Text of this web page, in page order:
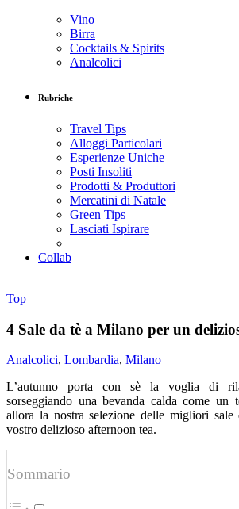
Vino
Birra
Cocktails & Spirits
Analcolici
Rubriche
Travel Tips
Alloggi Particolari
Esperienze Uniche
Posti Insoliti
Prodotti & Produttori
Mercatini di Natale
Green Tips
Lasciati Ispirare
Collab
Top
4 Sale da tè a Milano per un
Analcolici, Lombardia, Milano
L’autunno porta con sè la voglia di
sorseggiando una bevanda calda come un
allora la nostra selezione delle migliori
vostro delizioso afternoon tea.
Sommario